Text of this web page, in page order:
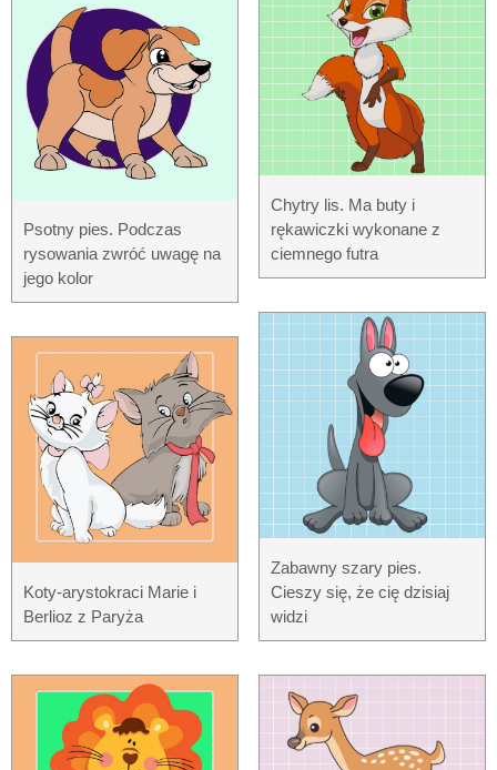
Psotny pies. Podczas
rysowania zwróć uwagę na
jego kolor
Koty-arystokraci Marie i
Berlioz z Paryża
Chytry lis. Ma buty i
rękawiczki wykonane z
ciemnego futra
Zabawny szary pies.
Cieszy się, że cię dzisiaj
widzi